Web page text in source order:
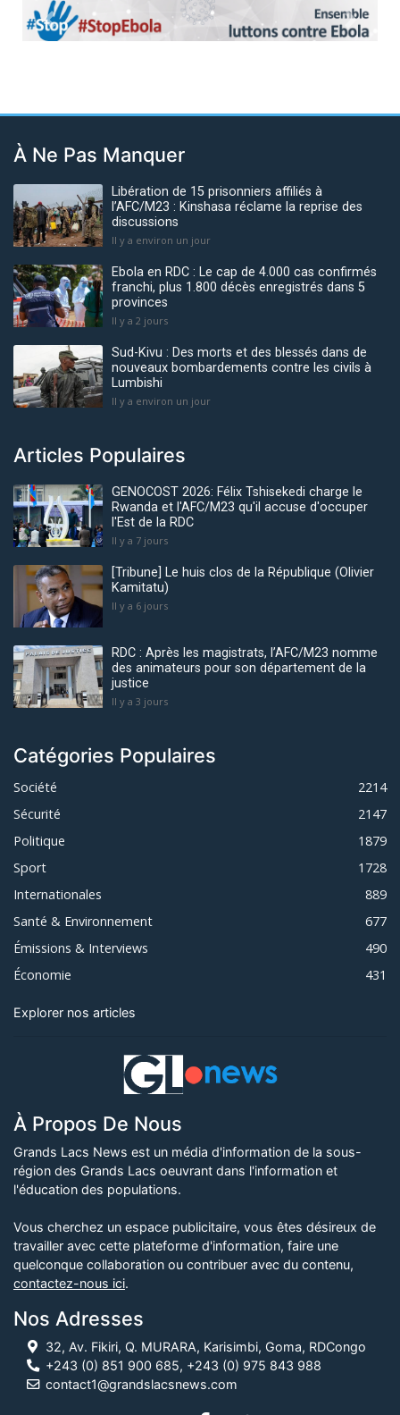
Previous Next
À Ne Pas Manquer
Libération de 15 prisonniers affiliés à
l’AFC/M23 : Kinshasa réclame la reprise des
discussions
Il y a environ un jour
Ebola en RDC : Le cap de 4.000 cas confirmés
franchi, plus 1.800 décès enregistrés dans 5
provinces
Il y a 2 jours
Sud-Kivu : Des morts et des blessés dans de
nouveaux bombardements contre les civils à
Lumbishi
Il y a environ un jour
Articles Populaires
GENOCOST 2026: Félix Tshisekedi charge le
Rwanda et l'AFC/M23 qu'il accuse d'occuper
l'Est de la RDC
Il y a 7 jours
[Tribune] Le huis clos de la République (Olivier
Kamitatu)
Il y a 6 jours
RDC : Après les magistrats, l’AFC/M23 nomme
des animateurs pour son département de la
justice
Il y a 3 jours
Catégories Populaires
Société
2214
Sécurité
2147
Politique
1879
Sport
1728
Internationales
889
Santé & Environnement
677
Émissions & Interviews
490
Économie
431
Explorer nos articles
À Propos De Nous
Grands Lacs News est un média d'information de la sous-
région des Grands Lacs oeuvrant dans l'information et
l'éducation des populations.
Vous cherchez un espace publicitaire, vous êtes désireux de
travailler avec cette plateforme d'information, faire une
quelconque collaboration ou contribuer avec du contenu,
contactez-nous ici.
Nos Adresses
32, Av. Fikiri, Q. MURARA, Karisimbi, Goma, RDCongo
+243 (0) 851 900 685, +243 (0) 975 843 988
contact1@grandslacsnews.com